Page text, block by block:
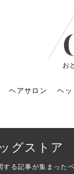
お
ヘアサロン ヘッ
グストア
する記事が集まった